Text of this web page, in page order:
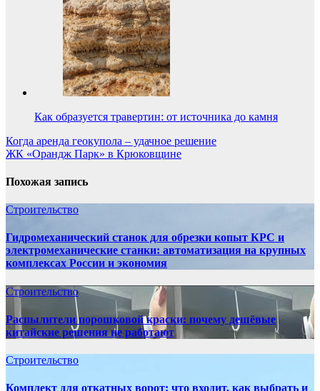
Как образуется травертин: от источника до камня
Навигация
по
записям
Когда аренда геокупола – удачное решение
ЖК «Орандж Парк» в Крюковщине
Похожая запись
Строительство
Гидромеханический станок для обрезки копыт КРС и
электромеханические станки: автоматизация на крупных
комплексах России и экономия
Строительство
Распылители порошковой краски: почему дешёвые
китайские решения не работают
Строительство
Комплект для откатных ворот: что входит, как выбрать и